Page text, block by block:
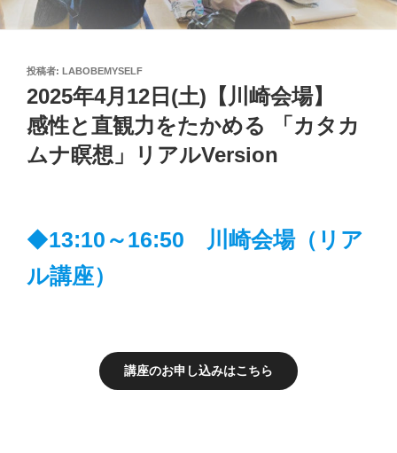
投
稿
日:
投稿者: LABOBEMYSELF
2025年4月12日(土)【川崎会場】
感性と直観力をたかめる 「カタカ
ムナ瞑想」リアルVersion
◆13:10～16:50 川崎会場（リア
ル講座）
講座のお申し込みはこちら